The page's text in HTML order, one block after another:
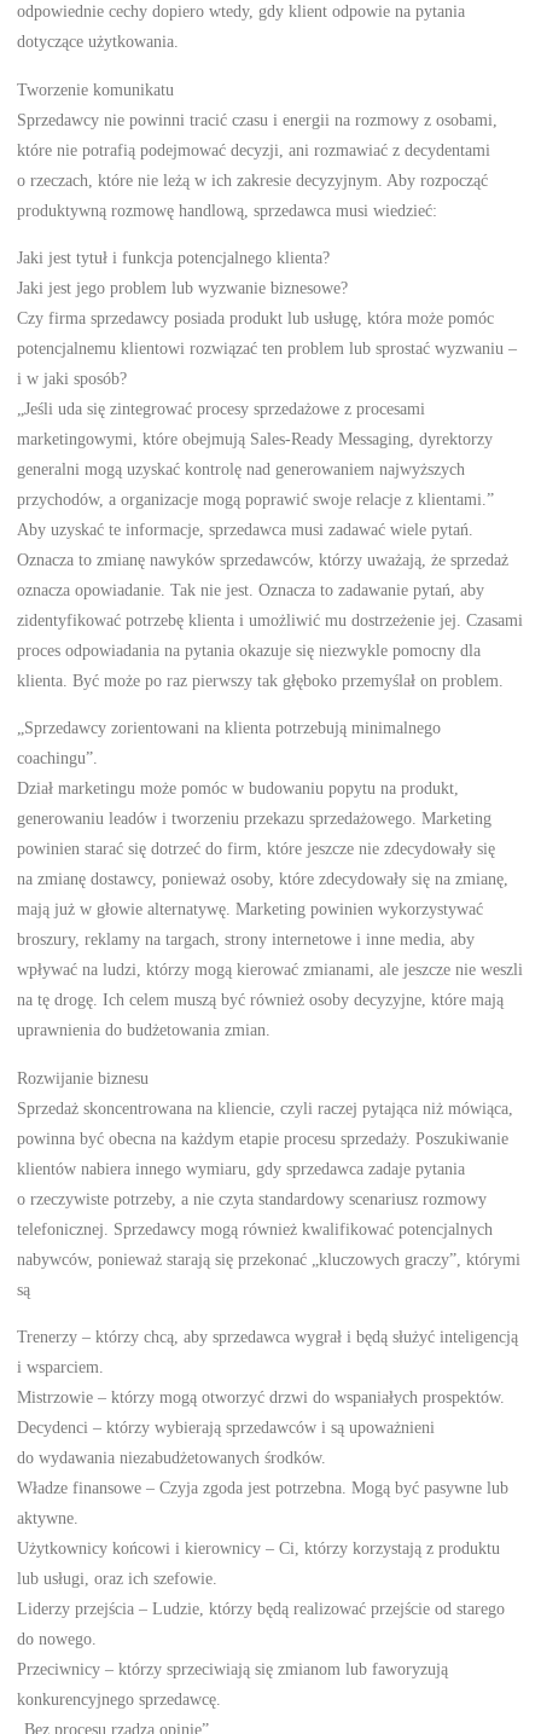
odpowiednie cechy dopiero wtedy, gdy klient odpowie na pytania
dotyczące użytkowania.
Tworzenie komunikatu
Sprzedawcy nie powinni tracić czasu i energii na rozmowy z osobami,
które nie potrafią podejmować decyzji, ani rozmawiać z decydentami
o rzeczach, które nie leżą w ich zakresie decyzyjnym. Aby rozpocząć
produktywną rozmowę handlową, sprzedawca musi wiedzieć:
Jaki jest tytuł i funkcja potencjalnego klienta?
Jaki jest jego problem lub wyzwanie biznesowe?
Czy firma sprzedawcy posiada produkt lub usługę, która może pomóc
potencjalnemu klientowi rozwiązać ten problem lub sprostać wyzwaniu –
i w jaki sposób?
„Jeśli uda się zintegrować procesy sprzedażowe z procesami
marketingowymi, które obejmują Sales-Ready Messaging, dyrektorzy
generalni mogą uzyskać kontrolę nad generowaniem najwyższych
przychodów, a organizacje mogą poprawić swoje relacje z klientami.”
Aby uzyskać te informacje, sprzedawca musi zadawać wiele pytań.
Oznacza to zmianę nawyków sprzedawców, którzy uważają, że sprzedaż
oznacza opowiadanie. Tak nie jest. Oznacza to zadawanie pytań, aby
zidentyfikować potrzebę klienta i umożliwić mu dostrzeżenie jej. Czasami
proces odpowiadania na pytania okazuje się niezwykle pomocny dla
klienta. Być może po raz pierwszy tak głęboko przemyślał on problem.
„Sprzedawcy zorientowani na klienta potrzebują minimalnego
coachingu”.
Dział marketingu może pomóc w budowaniu popytu na produkt,
generowaniu leadów i tworzeniu przekazu sprzedażowego. Marketing
powinien starać się dotrzeć do firm, które jeszcze nie zdecydowały się
na zmianę dostawcy, ponieważ osoby, które zdecydowały się na zmianę,
mają już w głowie alternatywę. Marketing powinien wykorzystywać
broszury, reklamy na targach, strony internetowe i inne media, aby
wpływać na ludzi, którzy mogą kierować zmianami, ale jeszcze nie weszli
na tę drogę. Ich celem muszą być również osoby decyzyjne, które mają
uprawnienia do budżetowania zmian.
Rozwijanie biznesu
Sprzedaż skoncentrowana na kliencie, czyli raczej pytająca niż mówiąca,
powinna być obecna na każdym etapie procesu sprzedaży. Poszukiwanie
klientów nabiera innego wymiaru, gdy sprzedawca zadaje pytania
o rzeczywiste potrzeby, a nie czyta standardowy scenariusz rozmowy
telefonicznej. Sprzedawcy mogą również kwalifikować potencjalnych
nabywców, ponieważ starają się przekonać „kluczowych graczy”, którymi
są
Trenerzy – którzy chcą, aby sprzedawca wygrał i będą służyć inteligencją
i wsparciem.
Mistrzowie – którzy mogą otworzyć drzwi do wspaniałych prospektów.
Decydenci – którzy wybierają sprzedawców i są upoważnieni
do wydawania niezabudżetowanych środków.
Władze finansowe – Czyja zgoda jest potrzebna. Mogą być pasywne lub
aktywne.
Użytkownicy końcowi i kierownicy – Ci, którzy korzystają z produktu
lub usługi, oraz ich szefowie.
Liderzy przejścia – Ludzie, którzy będą realizować przejście od starego
do nowego.
Przeciwnicy – którzy sprzeciwiają się zmianom lub faworyzują
konkurencyjnego sprzedawcę.
„Bez procesu rządzą opinie”.